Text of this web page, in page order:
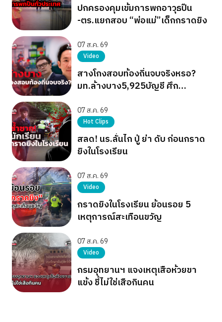
ปกครองคุมเข้มการพกอาวุธปืน
-ตร.แยกสอบ “พ่อแม่”เด็กกราดยิง
07 ส.ค. 69
Video
สางโกงสอบท้องถิ่นจบจริงหรอ?
มท.ล้างบาง5,925บัญชี ศึก
07 ส.ค. 69
Hot Clips
สลด! นร.ลั่นไก ปู่ ย่า ดับ ก่อนกราด
ยิงในโรงเรียน
07 ส.ค. 69
Video
กราดยิงในโรงเรียน ย้อนรอย 5
เหตุการณ์สะเทือนขวัญ
07 ส.ค. 69
Video
กรมอุทยานฯ แจงเหตุเสือห้วยขา
แข้ง ชี้ไม่ใช่เสือกินคน